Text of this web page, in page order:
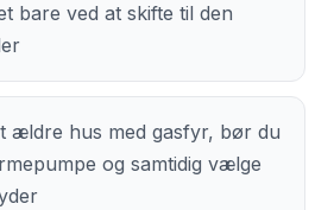
bare ved at skifte til den
ældre hus med gasfyr, bør du
og samtidig vælge